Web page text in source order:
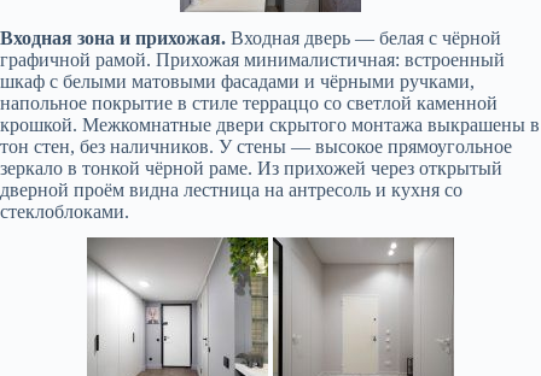
Входная зона и прихожая. Входная дверь — белая с чёрной
графичной рамой. Прихожая минималистичная: встроенный
шкаф с белыми матовыми фасадами и чёрными ручками,
напольное покрытие в стиле терраццо со светлой каменной
крошкой. Межкомнатные двери скрытого монтажа выкрашены в
тон стен, без наличников. У стены — высокое прямоугольное
зеркало в тонкой чёрной раме. Из прихожей через открытый
дверной проём видна лестница на антресоль и кухня со
стеклоблоками.